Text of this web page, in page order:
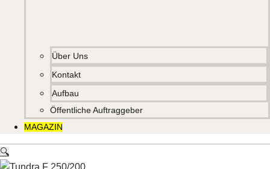
Über Uns
Kontakt
Aufbau
Öffentliche Auftraggeber
MAGAZIN
🔍